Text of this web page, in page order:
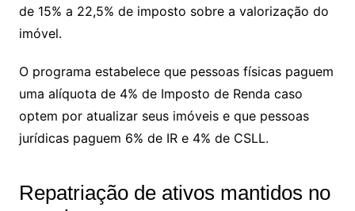
de 15% a 22,5% de imposto sobre a valorização do
imóvel.
O programa estabelece que pessoas físicas paguem
uma alíquota de 4% de Imposto de Renda caso
optem por atualizar seus imóveis e que pessoas
jurídicas paguem 6% de IR e 4% de CSLL.
Repatriação de ativos mantidos no